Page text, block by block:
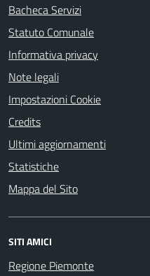
Bacheca Servizi
Statuto Comunale
Informativa privacy
Note legali
Impostazioni Cookie
Credits
Ultimi aggiornamenti
Statistiche
Mappa del Sito
SITI AMICI
Regione Piemonte